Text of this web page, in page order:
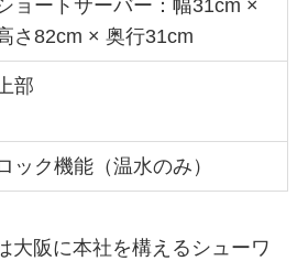
ョートサーバー：幅31cm ×
さ82cm × 奥行31cm
上部
ック機能（温水のみ）
大阪に本社を構えるシューワ